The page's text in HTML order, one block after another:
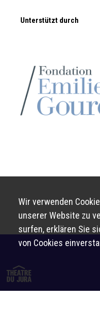
Unterstützt durch
Wir verwenden
unserer Website zu
surfen, erklären Sie
von Cookies